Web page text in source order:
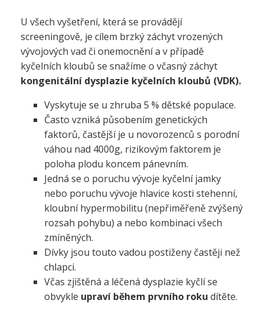
U všech vyšetření, která se provádějí
screeningově, je cílem brzký záchyt vrozených
vývojových vad či onemocnění a v případě
kyčelních kloubů se snažíme o včasný záchyt
kongenitální dysplazie kyčelních kloubů (VDK).
Vyskytuje se u zhruba 5 % dětské populace.
Často vzniká působením genetických
faktorů, častější je u novorozenců s porodní
váhou nad 4000g, rizikovým faktorem je
poloha plodu koncem pánevním.
Jedná se o poruchu vývoje kyčelní jamky
nebo poruchu vývoje hlavice kosti stehenní,
kloubní hypermobilitu (nepřiměřeně zvýšený
rozsah pohybu) a nebo kombinaci všech
zmíněných.
Dívky jsou touto vadou postiženy častěji než
chlapci.
Včas zjištěná a léčená dysplazie kyčlí se
obvykle upraví během prvního roku dítěte.